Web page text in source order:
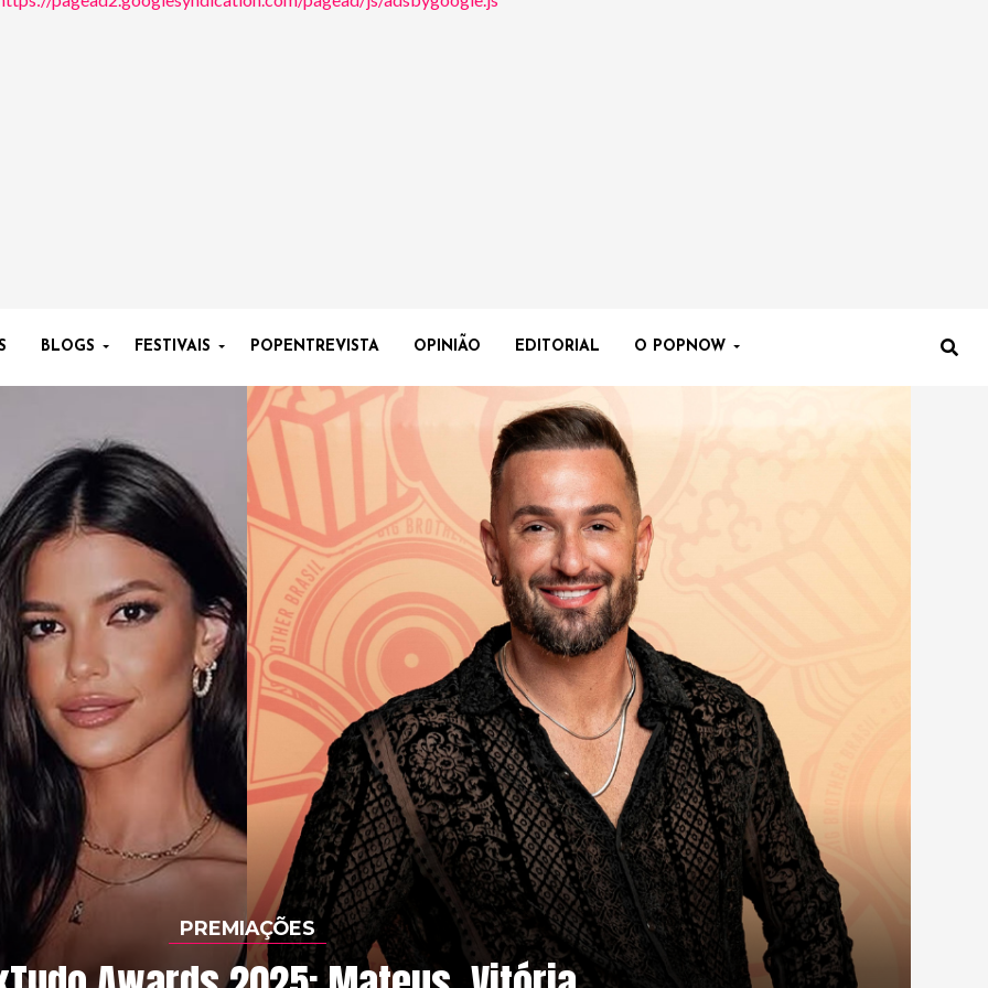
BLOGS FESTIVAIS POPENTREVISTA OPINIÃO EDITORIAL O POPNOW
PREMIAÇÕES